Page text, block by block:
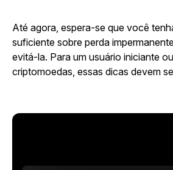
Até agora, espera-se que você
suficiente sobre perda
evitá-la. Para um usuário iniciante
criptomoedas, essas dicas devem